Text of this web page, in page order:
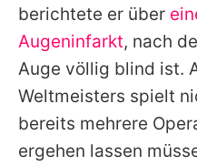
Utiq
berichtete er über
Augeninfarkt, nach
Auge völlig blind ist.
Weltmeisters spielt
bereits mehrere
ergehen lassen